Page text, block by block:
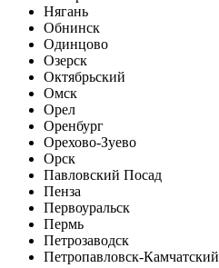
Нягань
Обнинск
Одинцово
Озерск
Октябрьский
Омск
Орел
Оренбург
Орехово-Зуево
Орск
Павловский Посад
Пенза
Первоуральск
Пермь
Петрозаводск
Петропавловск-Камчатский